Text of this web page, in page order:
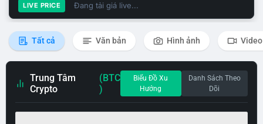
LIVE PRICE Đang tải giá live...
Tất cả Văn bản Hình ảnh Video
Trung Tâm
Crypto
(BTC
)
Biểu Đồ Xu
Hướng
Danh Sách Theo
Dõi